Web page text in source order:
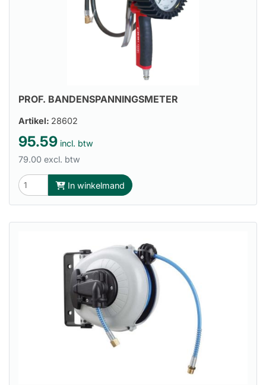
PROF. BANDENSPANNINGSMETER
Artikel: 28602
95.59 incl. btw
79.00 excl. btw
In winkelmand